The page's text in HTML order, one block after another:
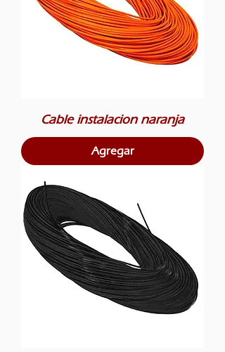
Cable instalacion naranja
Agregar